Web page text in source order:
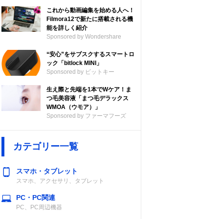
これから動画編集を始める人へ！
Filmora12で新たに搭載される機
能を詳しく紹介
Sponsored by Wondershare
“安心”をサブスクするスマートロ
ック「bitlock MINI」
Sponsored by ビットキー
生え際と先端を1本でWケア！ま
つ毛美容液「まつ毛デラックス
WMOA（ウモア）」
Sponsored by ファーマフーズ
カテゴリー一覧
スマホ・タブレット
スマホ、アクセサリ、タブレット
PC・PC関連
PC、PC周辺機器